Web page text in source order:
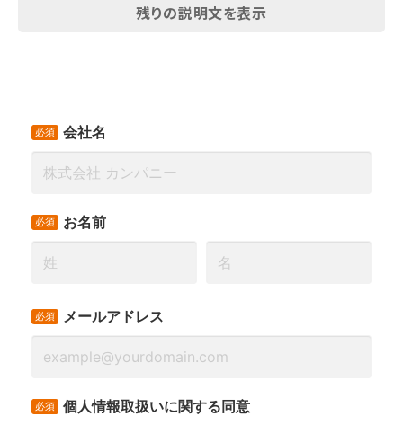
【目次】
１．警備業の採用難易度
２．求職者が考える警備業で働くイメージは？
プ
４．求職者に響く！警備業の求人原稿の書き方
５．警備業の採用に向いている５つの手法
６．警備スタッフ募集の成功事例
ご入力後、株式会社アルバイトタイムスより、
資料ダウンロードURLを記載したメールを送付いたします。
残りの説明文を表示